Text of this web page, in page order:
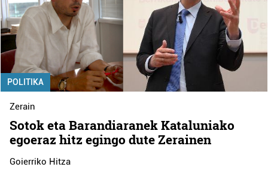
POLITIKA
Zerain
Sotok eta Barandiaranek Kataluniako
egoeraz hitz egingo dute Zerainen
Goierriko Hitza